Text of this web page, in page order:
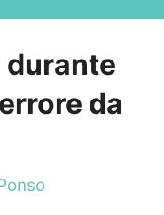
durante
da